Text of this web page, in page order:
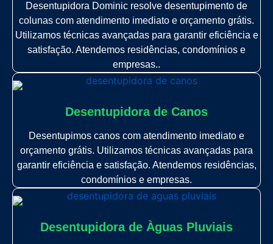
Desentupidora Dominic resolve desentupimento de
colunas com atendimento imediato e orçamento grátis.
Utilizamos técnicas avançadas para garantir eficiência e
satisfação. Atendemos residências, condomínios e
empresas..
Desentupidora de Canos
Desentupimos canos com atendimento imediato e
orçamento grátis. Utilizamos técnicas avançadas para
garantir eficiência e satisfação. Atendemos residências,
condomínios e empresas.
Desentupidora de Àguas Pluviais